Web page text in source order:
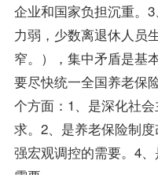
企业和国家负担沉重。
力弱，少数离退休人员
窄。），集中矛盾是基
要尽快统一全国养老保
个方面：1、是深化社
求。2、是养老保险制
强宏观调控的需要。4